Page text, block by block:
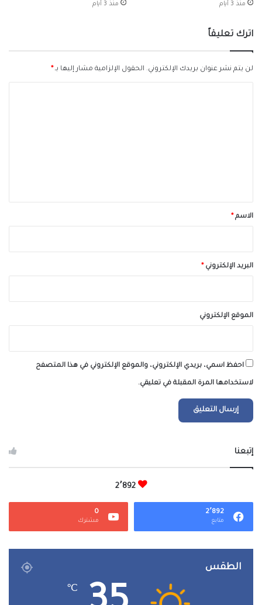
منذ 3 أيام منذ 3 أيام
اترك تعليقاً
لن يتم نشر عنوان بريدك الإلكتروني. الحقول الإلزامية مشار إليها بـ*
*الاسم*
البريد الإلكتروني*
الموقع الإلكتروني
احفظ اسمي، بريدي الإلكتروني، والموقع الإلكتروني في هذا المتصفح
لاستخدامها المرة المقبلة في تعليقي.
إتبعنا
2٬892
2٬892
متابع
0
مشترك
الطقس
℃